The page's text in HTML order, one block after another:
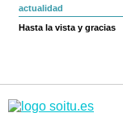
actualidad
Hasta la vista y gracias